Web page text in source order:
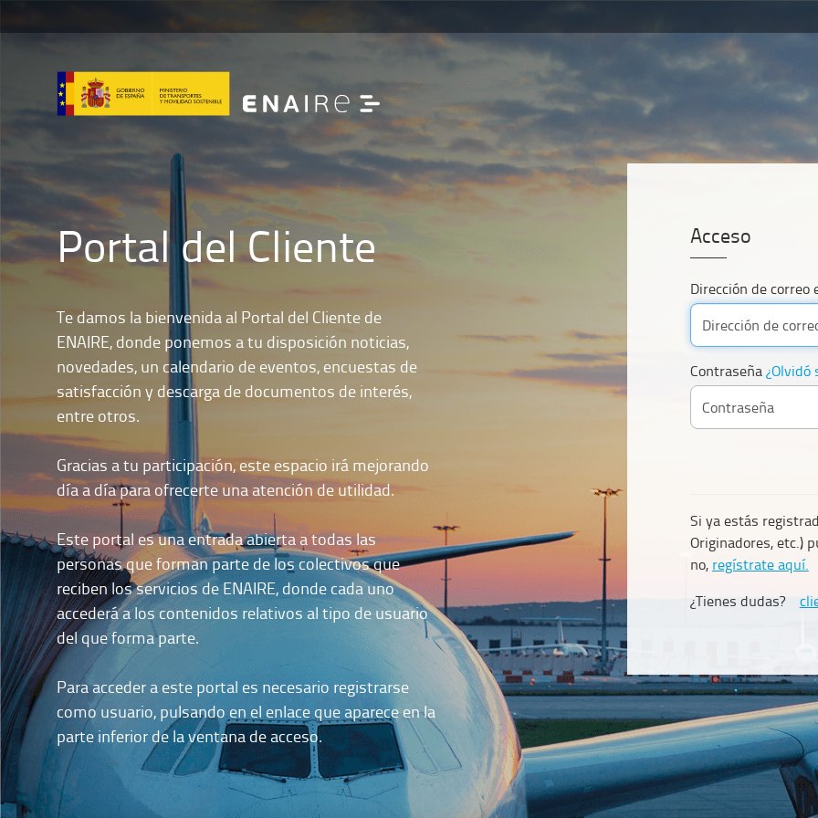
Portal del Cliente
Te damos la bienvenida al Portal del Cliente de
ENAIRE, donde ponemos a tu disposición noticias,
novedades, un calendario de eventos, encuestas de
satisfacción y descarga de documentos de interés,
entre otros.
Gracias a tu participación, este espacio irá mejorando
día a día para ofrecerte una atención de utilidad.
Este portal es una entrada abierta a todas las
personas que forman parte de los colectivos que
reciben los servicios de ENAIRE, donde cada uno
accederá a los contenidos relativos al tipo de usuario
del que forma parte.
Para acceder a este portal es necesario registrarse
como usuario, pulsando en el enlace que aparece en la
parte inferior de la ventana de acceso.
Acceso
Dirección de correo
Contraseña¿Olvidó
Si ya estás
Originadores, etc.)
no, regístrate aquí.
¿Tienes dudas?